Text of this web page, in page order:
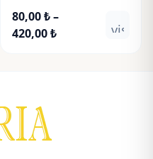
80,00₺–
420,00₺Fiyat